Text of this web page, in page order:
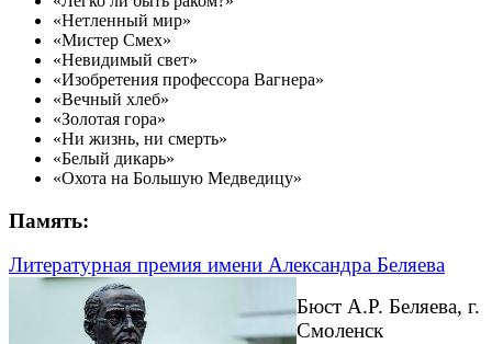
«Нетленный мир»
«Мистер Смех»
«Невидимый свет»
«Изобретения профессора Вагнера»
«Вечный хлеб»
«Золотая гора»
«Ни жизнь, ни смерть»
«Белый дикарь»
«Охота на Большую Медведицу»
Память:
Литературная премия имени Александра Беляева
Бюст А.Р. Беляева, г.
Смоленск